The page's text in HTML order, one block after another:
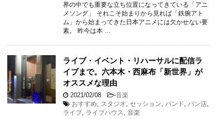
界の中でも重要な立ち位置になってきている「アニ
メソング」 それこそ始まりから見れば「鉄腕アト
ム」から始まってきた日本アニメには欠かせない要
素。 昨今は本 …
ライブ・イベント・リハーサルに配信ラ
イブまで。六本木・西麻布「新世界」が
オススメな理由
2021/02/08 -音楽
おすすめ
スタジオ セッション バンド バン活
ライブ ライブハウス
音楽